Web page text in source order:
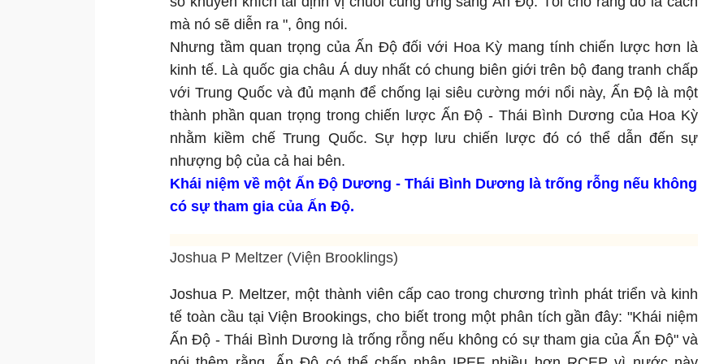
mà nó sẽ diễn ra ", ông nói.
Nhưng tầm quan trọng của Ấn Độ đối với Hoa Kỳ mang tính chiến lược hơn là
kinh tế. Là quốc gia châu Á duy nhất có chung biên giới trên bộ đang tranh chấp
với Trung Quốc và đủ mạnh để chống lại siêu cường mới nổi này, Ấn Độ là một
thành phần quan trọng trong chiến lược Ấn Độ - Thái Bình Dương của Hoa Kỳ
nhằm kiềm chế Trung Quốc. Sự hợp lưu chiến lược đó có thể dẫn đến sự
nhượng bộ của cả hai bên.
Khái niệm về một Ấn Độ Dương - Thái Bình Dương là trống rỗng nếu không
có sự tham gia của Ấn Độ.
Joshua P Meltzer (Viện Brooklings)
Joshua P. Meltzer, một thành viên cấp cao trong chương trình phát triển và kinh
tế toàn cầu tại Viện Brookings, cho biết trong một phân tích gần đây: "Khái niệm
Ấn Độ - Thái Bình Dương là trống rỗng nếu không có sự tham gia của Ấn Độ" và